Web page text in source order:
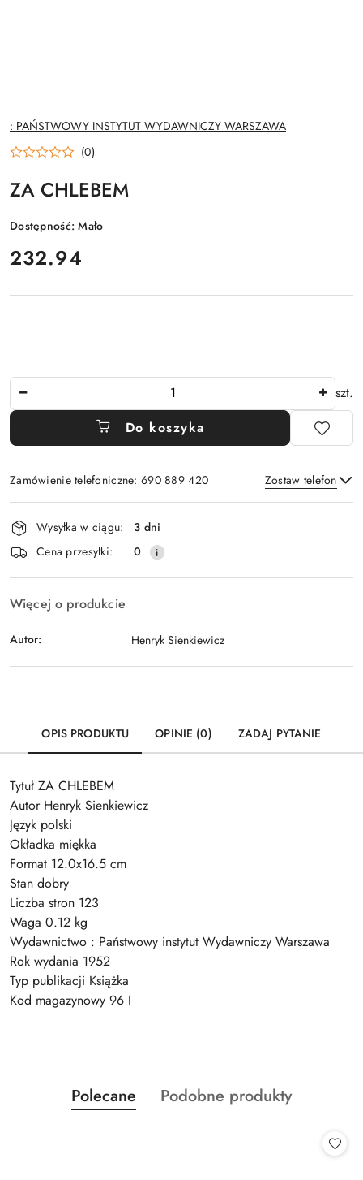
NAZWA
PRODUCENTA:
: PAŃSTWOWY INSTYTUT WYDAWNICZY WARSZAWA
(0)
ZA CHLEBEM
Dostępność:Mało
cena:
232.94
szt.
Do koszyka
Zamówienie telefoniczne: 690 889 420 Zostaw telefon
Wyślij
Dostępność
i
dostawa
Wysyłka w ciągu:
3 dni
Cena przesyłki:
0
Więcej o produkcie
Autor: Henryk Sienkiewicz
OPIS PRODUKTU OPINIE (0) ZADAJ PYTANIE
Tytuł ZA CHLEBEM
Autor Henryk Sienkiewicz
Język polski
Okładka miękka
Format 12.0x16.5 cm
Stan dobry
Liczba stron 123
Waga 0.12 kg
Wydawnictwo : Państwowy instytut Wydawniczy Warszawa
Rok wydania 1952
Typ publikacji Książka
Kod magazynowy 96 I
Pomiń karuzelę produktów
Produkty
o
Polecane
Produkty
Podobne produkty